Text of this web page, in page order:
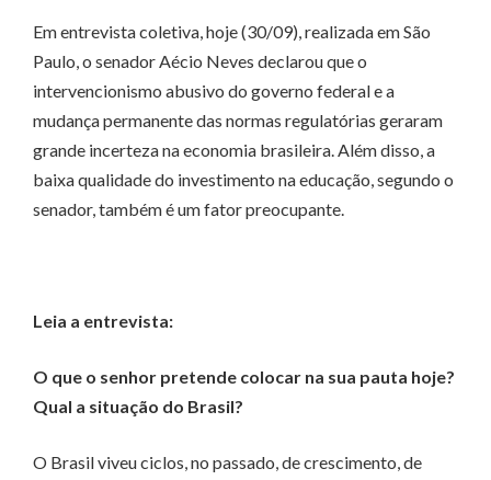
Em entrevista coletiva, hoje (30/09), realizada em São
Paulo, o senador Aécio Neves declarou que o
intervencionismo abusivo do governo federal e a
mudança permanente das normas regulatórias geraram
grande incerteza na economia brasileira. Além disso, a
baixa qualidade do investimento na educação, segundo o
senador, também é um fator preocupante.
Leia a entrevista:
O que o senhor pretende colocar na sua pauta hoje?
Qual a situação do Brasil?
O Brasil viveu ciclos, no passado, de crescimento, de